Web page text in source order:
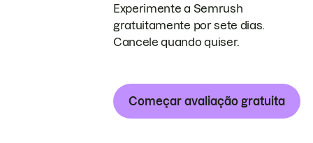
Experimente a Semrush
gratuitamente por sete dias.
Cancele quando quiser.
Começar avaliação gratuita